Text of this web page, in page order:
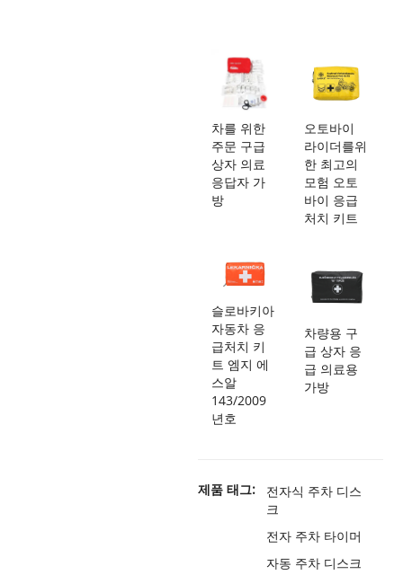
차를 위한
주문 구급
상자 의료
응답자 가
방
오토바이
라이더를위
한 최고의
모험 오토
바이 응급
처치 키트
슬로바키아
자동차 응
급처치 키
트 엠지 에
스알
143/2009
년호
차량용 구
급 상자 응
급 의료용
가방
제품 태그:
전자식 주차 디스
크
전자 주차 타이머
자동 주차 디스크